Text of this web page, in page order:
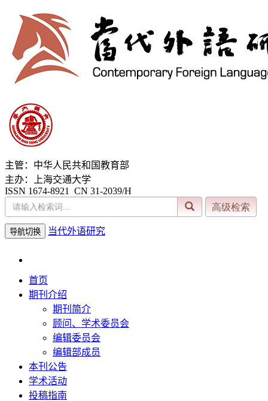
主管：中华人民共和国教育部
主办：上海交通大学
ISSN 1674-8921 CN 31-2039/H
导航切换 当代外语研究
首页
期刊介绍
期刊简介
顾问、学术委员会
编辑委员会
编辑部成员
本刊公告
学术活动
投稿指南